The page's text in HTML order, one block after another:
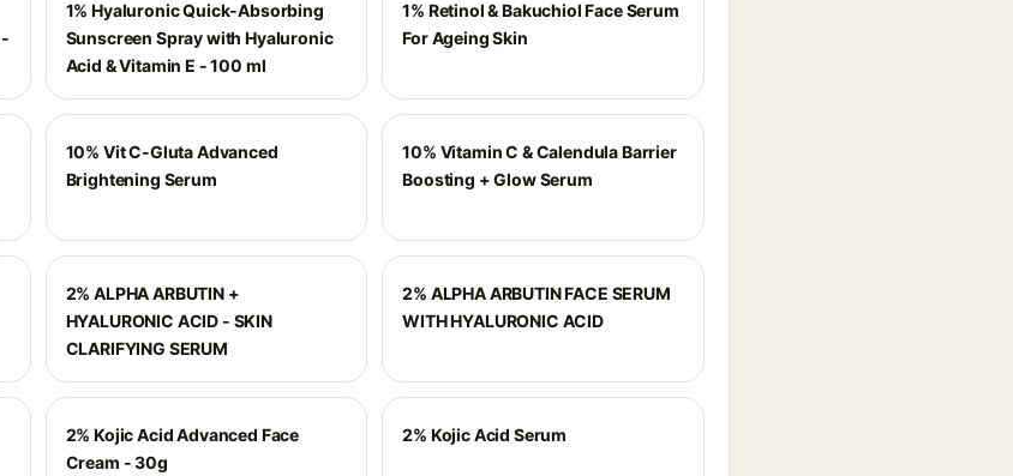
1% Hyaluronic Quick-Absorbing
Sunscreen Spray with Hyaluronic
Acid & Vitamin E - 100 ml
1% Retinol & Bakuchiol Face Serum
For Ageing Skin
10% Vit C-Gluta Advanced
Brightening Serum
10% Vitamin C & Calendula Barrier
Boosting + Glow Serum
2% ALPHA ARBUTIN +
HYALURONIC ACID - SKIN
CLARIFYING SERUM
2% ALPHA ARBUTIN FACE SERUM
WITH HYALURONIC ACID
2% Kojic Acid Advanced Face
Cream - 30g
2% Kojic Acid Serum